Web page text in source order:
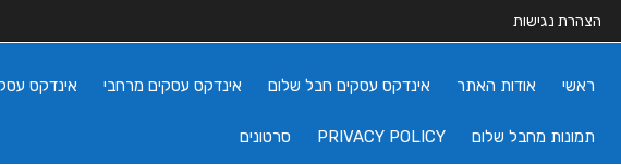
הצהרת נגישות
ראשי אודות האתר אינדקס עסקים חבל שלום אינדקס עסקים מרחבי אינדקס
תמונות מחבל שלום PRIVACY POLICY סרטונים